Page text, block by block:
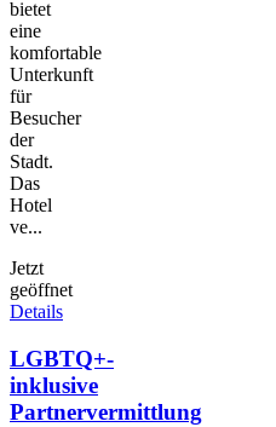
bietet
eine
komfortable
Unterkunft
für
Besucher
der
Stadt.
Das
Hotel
ve...
Jetzt
geöffnet
Details
LGBTQ+-
inklusive
Partnervermittlung